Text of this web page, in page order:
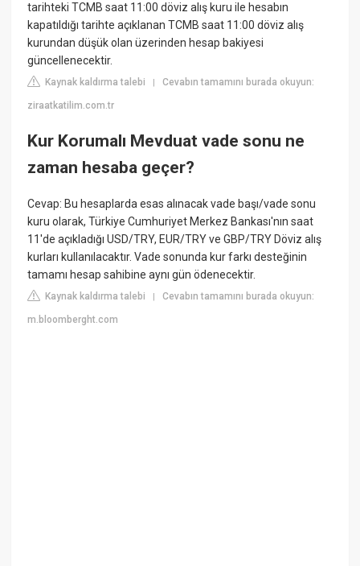
tarihteki TCMB saat 11:00 döviz alış kuru ile hesabın
kapatıldığı tarihte açıklanan TCMB saat 11:00 döviz alış
kurundan düşük olan üzerinden hesap bakiyesi
güncellenecektir.
Kaynak kaldırma talebi |Cevabın tamamını burada okuyun:
ziraatkatilim.com.tr
Kur Korumalı Mevduat vade sonu ne
zaman hesaba geçer?
Cevap: Bu hesaplarda esas alınacak vade başı/vade sonu
kuru olarak, Türkiye Cumhuriyet Merkez Bankası'nın saat
11'de açıkladığı USD/TRY, EUR/TRY ve GBP/TRY Döviz alış
kurları kullanılacaktır. Vade sonunda kur farkı desteğinin
tamamı hesap sahibine aynı gün ödenecektir.
Kaynak kaldırma talebi |Cevabın tamamını burada okuyun:
m.bloomberght.com